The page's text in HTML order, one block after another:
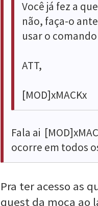
Você já fez a
não, faça-o
usar o
ATT,
[MOD]xMACKx
Fala ai
ocorre em todos
Pra ter acesso as
quest da moça ao